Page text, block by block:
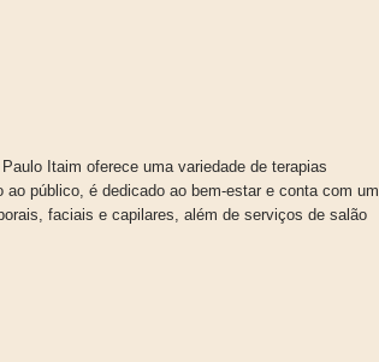
Itaim oferece uma variedade de terapias
ao público, é dedicado ao bem-estar e conta com um
faciais e capilares, além de serviços de salão